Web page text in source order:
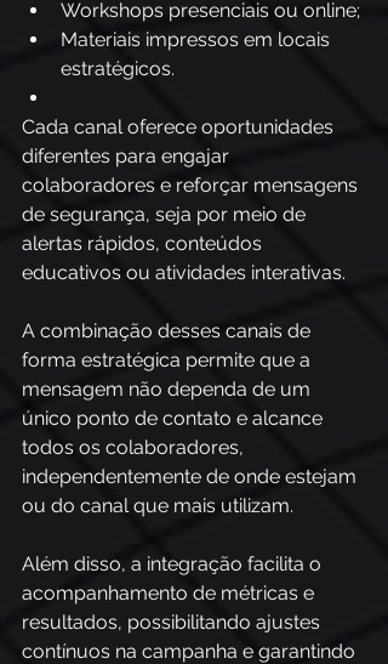
Workshops presenciais ou online;
Materiais impressos em locais
estratégicos.
Cada canal oferece oportunidades
diferentes para engajar
colaboradores e reforçar mensagens
de segurança, seja por meio de
alertas rápidos, conteúdos
educativos ou atividades interativas.
A combinação desses canais de
forma estratégica permite que a
mensagem não dependa de um
único ponto de contato e alcance
todos os colaboradores,
independentemente de onde estejam
ou do canal que mais utilizam.
Além disso, a integração facilita o
acompanhamento de métricas e
resultados, possibilitando ajustes
contínuos na campanha e garantindo